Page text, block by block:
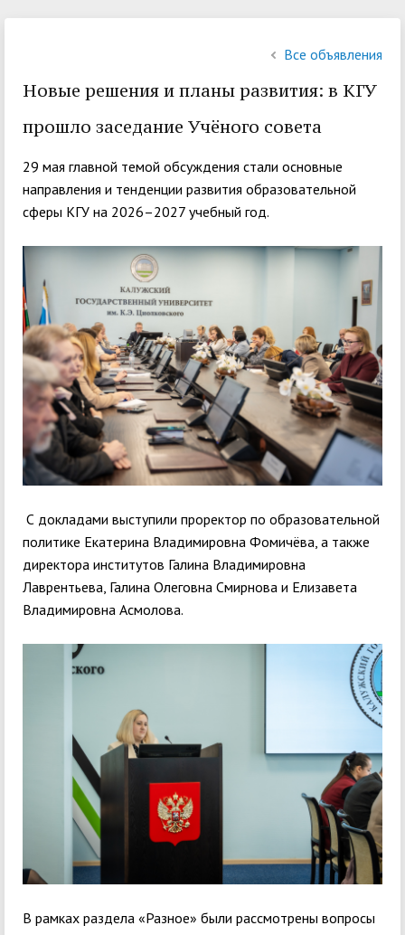
Все объявления
Новые решения и планы развития: в КГУ
прошло заседание Учёного совета
29 мая главной темой обсуждения стали основные
направления и тенденции развития образовательной
сферы КГУ на 2026–2027 учебный год.
С докладами выступили проректор по образовательной
политике Екатерина Владимировна Фомичёва, а также
директора институтов Галина Владимировна
Лаврентьева, Галина Олеговна Смирнова и Елизавета
Владимировна Асмолова.
В рамках раздела «Разное» были рассмотрены вопросы